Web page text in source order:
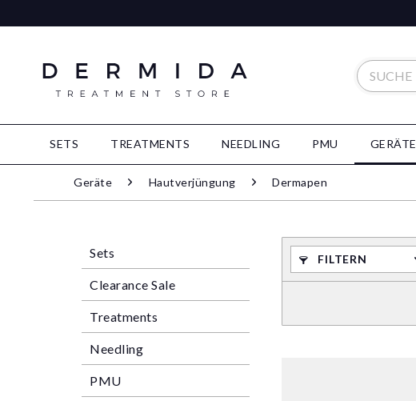
SETS TREATMENTS NEEDLING PMU GERÄTE
Geräte Hautverjüngung Dermapen
Sets
Clearance Sale
Treatments
Needling
PMU
FILTERN